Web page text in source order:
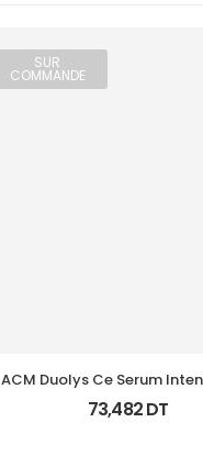
SUR
COMMANDE
ACM Duolys Ce Serum
Oxydant 15Ml
73,482DT